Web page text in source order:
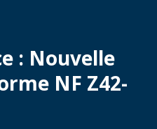
: Nouvelle
NF Z42-